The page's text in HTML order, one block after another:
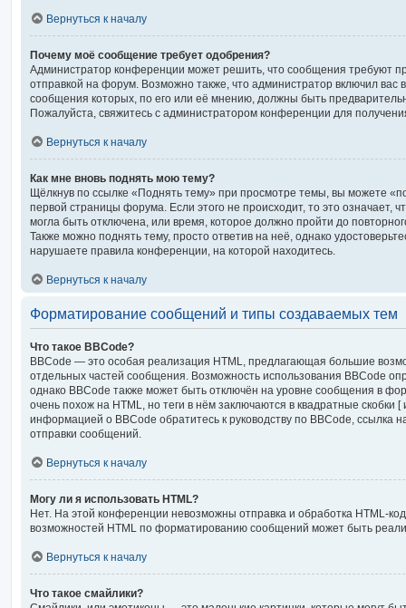
Вернуться к началу
Почему моё сообщение требует одобрения?
Администратор конференции может решить, что сообщения требуют
отправкой на форум. Возможно также, что администратор включил вас
сообщения которых, по его или её мнению, должны быть
Пожалуйста, свяжитесь с администратором конференции для
Вернуться к началу
Как мне вновь поднять мою тему?
Щёлкнув по ссылке «Поднять тему» при просмотре темы, вы можете
первой страницы форума. Если этого не происходит, то это означает,
могла быть отключена, или время, которое должно пройти до
Также можно поднять тему, просто ответив на неё, однако
нарушаете правила конференции, на которой находитесь.
Вернуться к началу
Форматирование сообщений и типы создаваемых тем
Что такое BBCode?
BBCode — это особая реализация HTML, предлагающая большие
отдельных частей сообщения. Возможность использования BBCode
однако BBCode также может быть отключён на уровне сообщения в
очень похож на HTML, но теги в нём заключаются в квадратные скобки
информацией о BBCode обратитесь к руководству по BBCode, ссылка
отправки сообщений.
Вернуться к началу
Могу ли я использовать HTML?
Нет. На этой конференции невозможны отправка и обработка HTML-
возможностей HTML по форматированию сообщений может быть
Вернуться к началу
Что такое смайлики?